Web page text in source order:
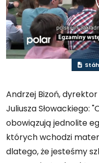
Andrzej Bizoń,
Juliusza Słowackiego:
obowiązują jednolite
których wchodzi
dlatego, że jesteśmy